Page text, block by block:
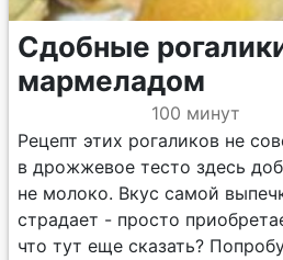
Сдобные
мармеладом
100 минут
Рецепт этих рогаликов не
в дрожжевое тесто здесь
не молоко. Вкус самой
страдает - просто
что тут еще сказать?